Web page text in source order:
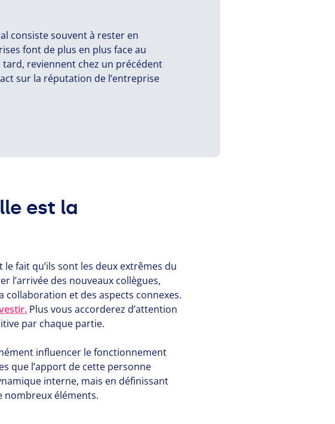
consiste souvent à rester en
font de plus en plus face au
reviennent chez un précédent
sur la réputation de l’entreprise
est la
fait qu’ils sont les deux extrêmes du
l’arrivée des nouveaux collègues,
et des aspects connexes.
Plus vous accorderez d’attention
par chaque partie.
influencer le fonctionnement
que l’apport de cette personne
interne, mais en définissant
nombreux éléments.